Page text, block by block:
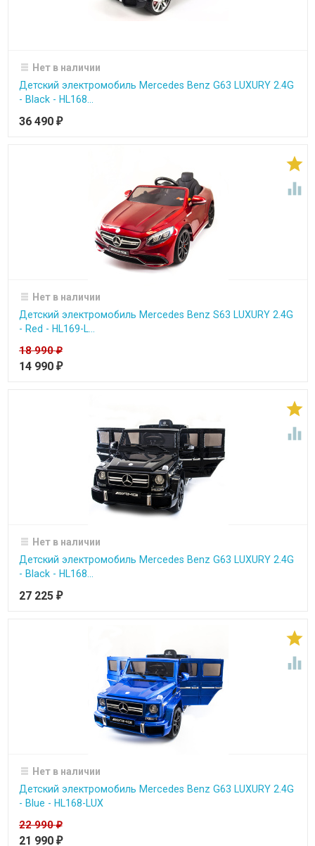
Нет в наличии
Детский электромобиль Mercedes Benz G63 LUXURY 2.4G
- Black - HL168...
36 490 ₽


Нет в наличии
Детский электромобиль Mercedes Benz S63 LUXURY 2.4G
- Red - HL169-L...
18 990₽
14 990 ₽


Нет в наличии
Детский электромобиль Mercedes Benz G63 LUXURY 2.4G
- Black - HL168...
27 225 ₽


Нет в наличии
Детский электромобиль Mercedes Benz G63 LUXURY 2.4G
- Blue - HL168-LUX
22 990₽
21 990 ₽